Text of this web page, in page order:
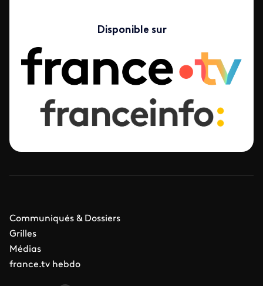
Disponible sur
Communiqués & Dossiers
Grilles
Médias
france.tv hebdo